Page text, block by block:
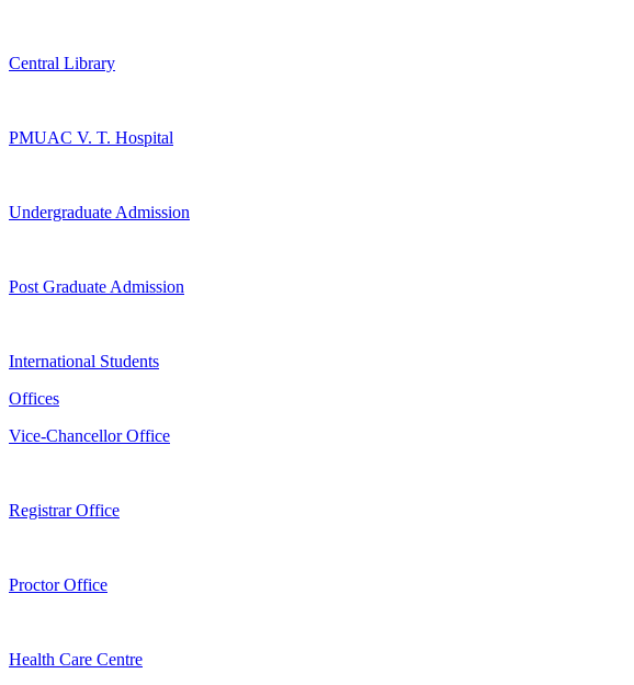
Central Library
PMUAC V. T. Hospital
Undergraduate Admission
Post Graduate Admission
International Students
Offices
Vice-Chancellor Office
Registrar Office
Proctor Office
Health Care Centre